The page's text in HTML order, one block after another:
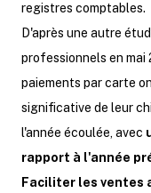
registres comptables.
D'après une autre
professionnels en mai
paiements par carte
significative de leur
l'année écoulée, avec
rapport à l'année
Faciliter les ventes